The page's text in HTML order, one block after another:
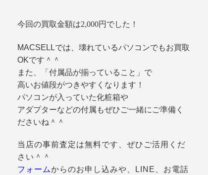
今回の買取金額は2,000円でした！
MACSELLでは、壊れているパソコンでもお買取
OKです＾＾
また、「付属品が揃っていること」で
高いお値段がつきやすくなります！
パソコンが入っていた化粧箱や
アダプターなどの付属もぜひご一緒にご準備く
ださいね＾＾
当店の事前査定は無料です、ぜひご活用くだ
さい＾＾
フォームからのお申し込みや、LINE、お電話